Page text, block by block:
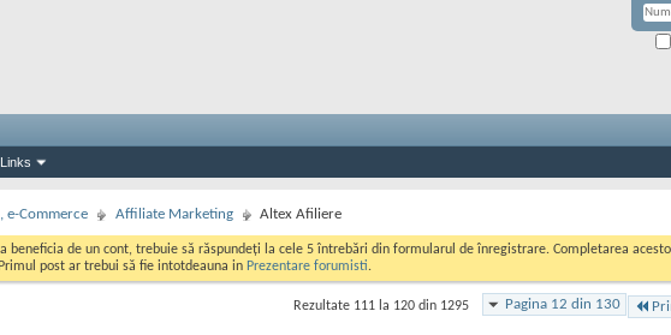
e-Commerce Affiliate Marketing Altex Afiliere
beneficia de un cont, trebuie să răspundeți la cele 5 întrebări din formularul de înregistrare. Completarea
post ar trebui să fie intotdeauna in Prezentare forumisti.
Pagina 12 din 130
Rezultate 111 la 120 din 1295